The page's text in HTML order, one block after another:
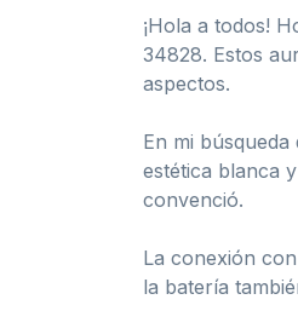
¡Hola a todos!
‎34828. Estos
aspectos.
En mi
estética blanca
convenció.
La conexión
la batería